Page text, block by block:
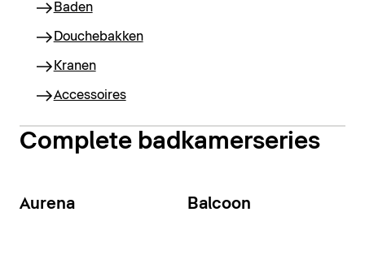
Baden
Douchebakken
Kranen
Accessoires
Complete badkamerseries
Aurena Balcoon